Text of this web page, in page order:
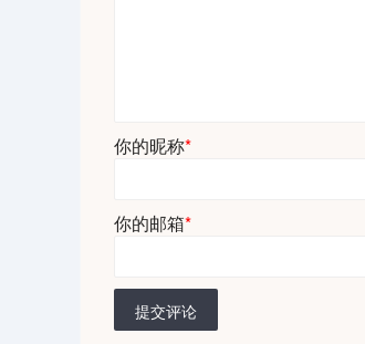
你的昵称*
你的邮箱*
提交评论